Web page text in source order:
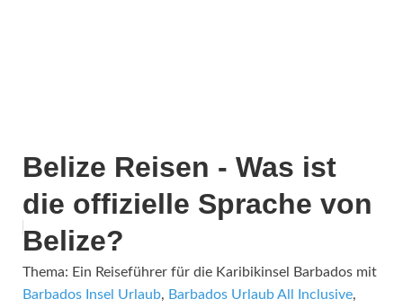
Belize Reisen - Was ist
die offizielle Sprache von
Belize?
Thema: Ein Reiseführer für die Karibikinsel Barbados mit
Barbados Insel Urlaub, Barbados Urlaub All Inclusive,